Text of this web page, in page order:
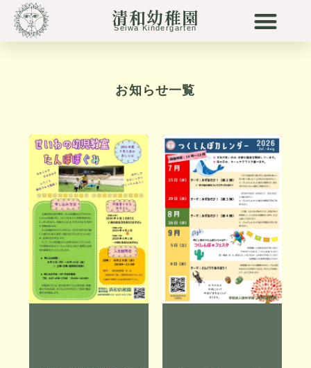
キ
清和幼稚園
Seiwa Kindergarten
お知らせ一覧